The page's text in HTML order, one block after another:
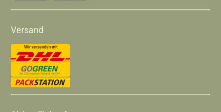
Versand